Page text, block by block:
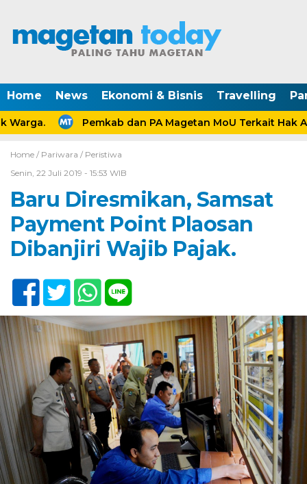
Home News Ekonomi & Bisnis Travelling
Pemkab dan PA Magetan MoU Terkait Hak
Home / Pariwara / Peristiwa
Senin, 22 Juli 2019 - 15:53 WIB
Baru Diresmikan, Samsat
Payment Point Plaosan
Dibanjiri Wajib Pajak.